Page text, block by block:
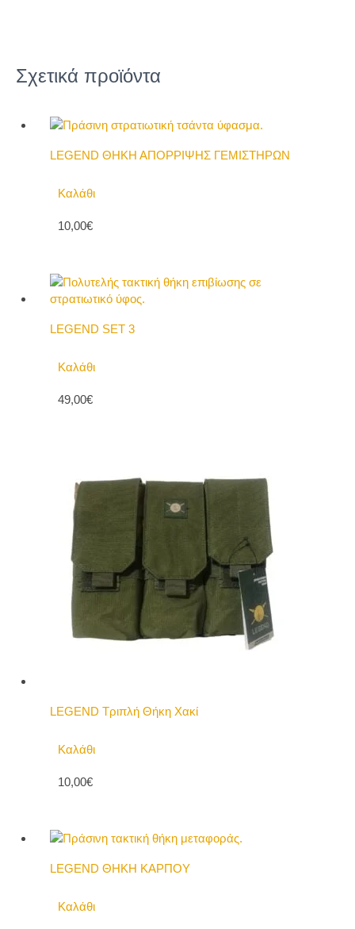
Σχετικά προϊόντα
LEGEND ΘΗΚΗ ΑΠΟΡΡΙΨΗΣ ΓΕΜΙΣΤΗΡΩΝ
Καλάθι
10,00€
LEGEND SET 3
Καλάθι
49,00€
LEGEND Τριπλή Θήκη Χακί
Καλάθι
10,00€
LEGEND ΘΗΚΗ ΚΑΡΠΟΥ
Καλάθι